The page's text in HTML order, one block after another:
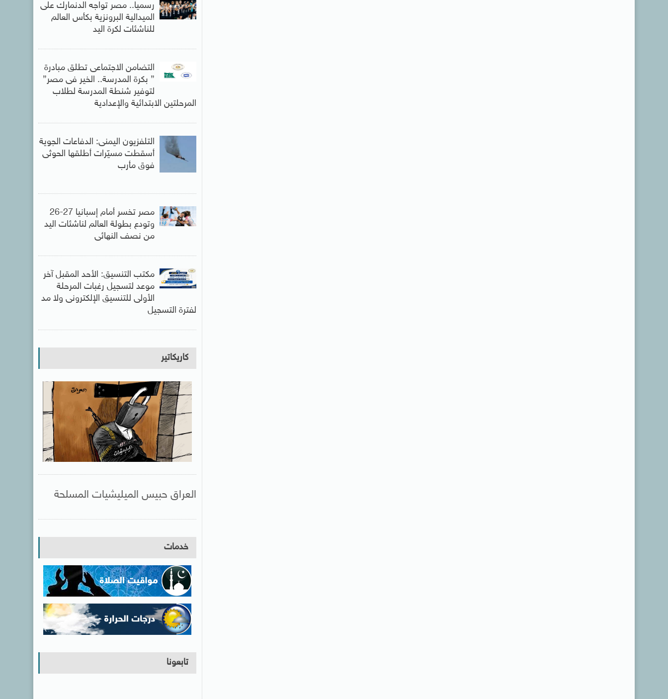
رسميا.. مصر تواجه الدنمارك على
الميدالية البرونزية بكأس العالم
للناشئات لكرة اليد
التضامن الاجتماعى تطلق مبادرة
” بكرة المدرسة.. الخير فى مصر”
لتوفير شنطة المدرسة لطلاب
المرحلتين الابتدائية والإعدادية
التلفزيون اليمنى: الدفاعات الجوية
أسقطت مسيّرات أطلقها الحوثى
فوق مأرب
مصر تخسر أمام إسبانيا 27-26
وتودع بطولة العالم لناشئات اليد
من نصف النهائى
مكتب التنسيق: الأحد المقبل آخر
موعد لتسجيل رغبات المرحلة
الأولى للتنسيق الإلكترونى ولا مد
لفترة التسجيل
كاريكاتير
العراق حبيس الميليشيات المسلحة
خدمات
تابعونا